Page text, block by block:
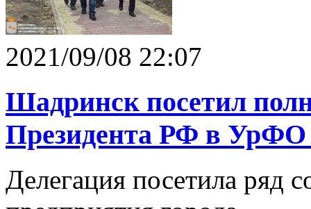
2021/09/08 22:07
Шадринск посетил
Президента РФ в
Делегация посетила ряд